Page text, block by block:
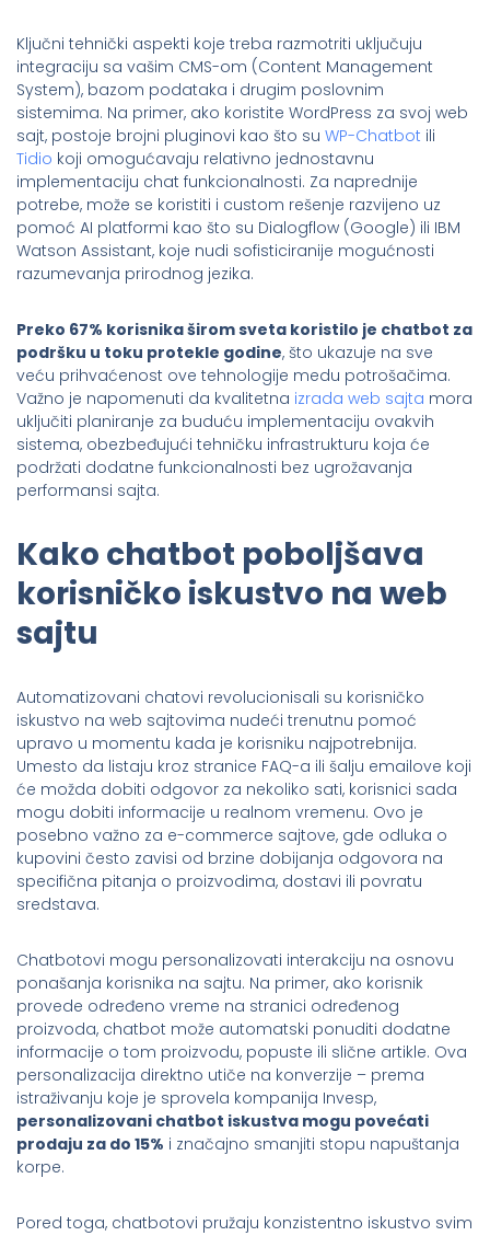
Ključni tehnički aspekti koje treba razmotriti uključuju
integraciju sa vašim CMS-om (Content Management
System), bazom podataka i drugim poslovnim
sistemima. Na primer, ako koristite WordPress za svoj web
sajt, postoje brojni pluginovi kao što su WP-Chatbot ili
Tidio koji omogućavaju relativno jednostavnu
implementaciju chat funkcionalnosti. Za naprednije
potrebe, može se koristiti i custom rešenje razvijeno uz
pomoć AI platformi kao što su Dialogflow (Google) ili IBM
Watson Assistant, koje nudi sofisticiranije mogućnosti
razumevanja prirodnog jezika.
Preko 67% korisnika širom sveta koristilo je chatbot za
podršku u toku protekle godine, što ukazuje na sve
veću prihvaćenost ove tehnologije medu potrošačima.
Važno je napomenuti da kvalitetna izrada web sajta mora
uključiti planiranje za buduću implementaciju ovakvih
sistema, obezbeđujući tehničku infrastrukturu koja će
podržati dodatne funkcionalnosti bez ugrožavanja
performansi sajta.
Kako chatbot poboljšava
korisničko iskustvo na web
sajtu
Automatizovani chatovi revolucionisali su korisničko
iskustvo na web sajtovima nudeći trenutnu pomoć
upravo u momentu kada je korisniku najpotrebnija.
Umesto da listaju kroz stranice FAQ-a ili šalju emailove koji
će možda dobiti odgovor za nekoliko sati, korisnici sada
mogu dobiti informacije u realnom vremenu. Ovo je
posebno važno za e-commerce sajtove, gde odluka o
kupovini često zavisi od brzine dobijanja odgovora na
specifična pitanja o proizvodima, dostavi ili povratu
sredstava.
Chatbotovi mogu personalizovati interakciju na osnovu
ponašanja korisnika na sajtu. Na primer, ako korisnik
provede određeno vreme na stranici određenog
proizvoda, chatbot može automatski ponuditi dodatne
informacije o tom proizvodu, popuste ili slične artikle. Ova
personalizacija direktno utiče na konverzije – prema
istraživanju koje je sprovela kompanija Invesp,
personalizovani chatbot iskustva mogu povećati
prodaju za do 15% i značajno smanjiti stopu napuštanja
korpe.
Pored toga, chatbotovi pružaju konzistentno iskustvo svim